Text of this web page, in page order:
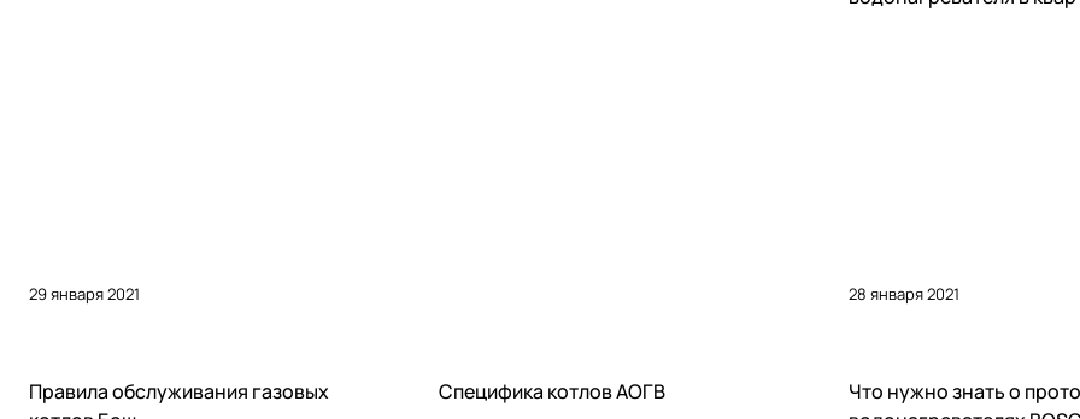
29 января 2021 28 января 2021
Советы покупателям
Правила обслуживания газовых
Советы покупателям
Специфика котлов АОГВ Советы покупателям
Что нужно знать о